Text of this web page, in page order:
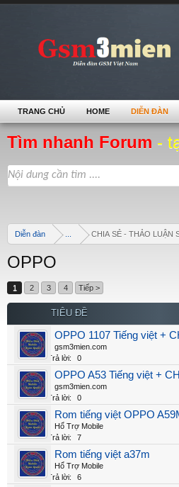
Tìm nhanh Forum -
Diễn đàn CHIA SẺ - THẢO LUẬN
OPPO
1 2 3 4 Tiếp >
TIÊU ĐỀ
OPPO 1107 Tiếng việt +
gsm3mien.com
Trả lời:
0
OPPO A53 Tiếng việt +
gsm3mien.com
Trả lời:
0
Rom tiếng việt OPPO
Hổ Trợ Mobile
Trả lời:
7
Rom tiếng việt a37m
Hổ Trợ Mobile
Trả lời:
6
TRANG CHỦ HOME DIỄN ĐÀN